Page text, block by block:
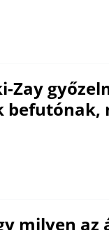
Zay
befutónak,
milyen az